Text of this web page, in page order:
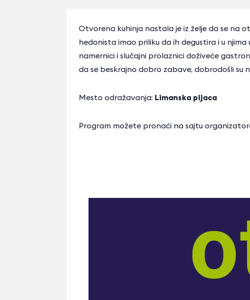
Otvorena kuhinja nastala je iz želje da se na
hedonista imao priliku da ih degustira i u
namernici i slučajni prolaznici doživeće
da se beskrajno dobro zabave, dobrodošli su
Mesto odražavanja: Limanska pijaca
Program možete pronaći na sajtu